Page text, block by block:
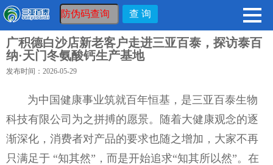
广积德白沙店新老客户走进三亚百泰，探访泰百
纳·天门冬氨酸钙生产基地
发布时间：2026-05-29
为中国健康事业筑就百年恒基，是三亚百泰生物
科技有限公司为之拼搏的愿景。随着大健康观念的逐
渐深化，消费者对产品的要求也随之增加，大家不再
只满足于 “知其然”，而是开始追求“知其所以然”。在